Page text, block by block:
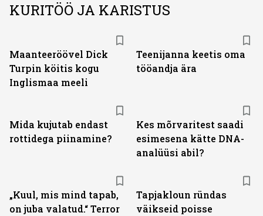
KURITÖÖ JA KARISTUS
Maanteeröövel Dick
Turpin köitis kogu
Inglismaa meeli
Teenijanna keetis oma
tööandja ära
Mida kujutab endast
rottidega piinamine?
Kes mõrvaritest saadi
esimesena kätte DNA-
analüüsi abil?
„Kuul, mis mind tapab,
on juba valatud.“ Terror
Tapjakloun ründas
väikseid poisse